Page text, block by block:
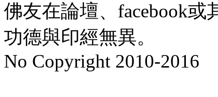
佛友在論壇、facebook
功德與印經無異。
No Copyright 2010-2016